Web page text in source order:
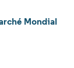
Mondial